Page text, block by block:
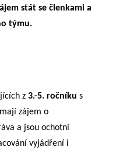
stát se členkami a
týmu.
z 3.-5. ročníku s
zájem o
a jsou ochotni
vyjádření i